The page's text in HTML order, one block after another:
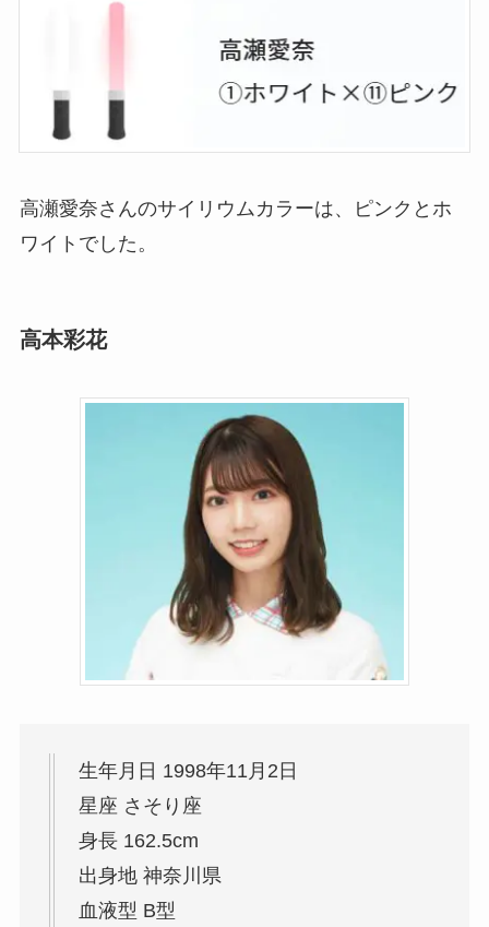
高瀬愛奈さんのサイリウムカラーは、ピンクとホ
ワイトでした。
高本彩花
生年月日 1998年11月2日
星座 さそり座
身長 162.5cm
出身地 神奈川県
血液型 B型